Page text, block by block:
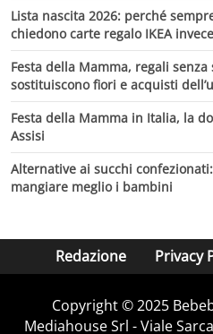
Lista nascita 2026: perché
chiedono carte regalo IKEA
Festa della Mamma, regali
sostituiscono fiori e acquisti
Festa della Mamma in Italia, la
Assisi
Alternative ai succhi
mangiare meglio i bambini
Redazione Privacy
Copyright © 2025
Mediahouse Srl - Viale